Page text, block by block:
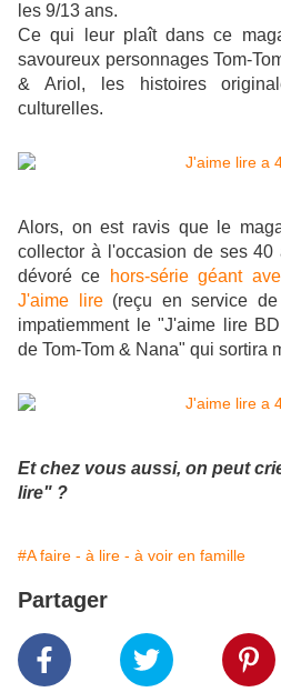
les 9/13 ans.
Ce qui leur plaît dans ce
savoureux personnages Tom-
& Ariol, les histoires
culturelles.
Alors, on est ravis que le
collector à l'occasion de ses 40
dévoré ce
hors-série géant
J'aime lire(reçu en service de
impatiemment le "J'aime lire
de Tom-Tom & Nana" qui sortira
Et chez vous aussi, on peut
lire" ?
#A faire - à lire - à voir en famille
Partager